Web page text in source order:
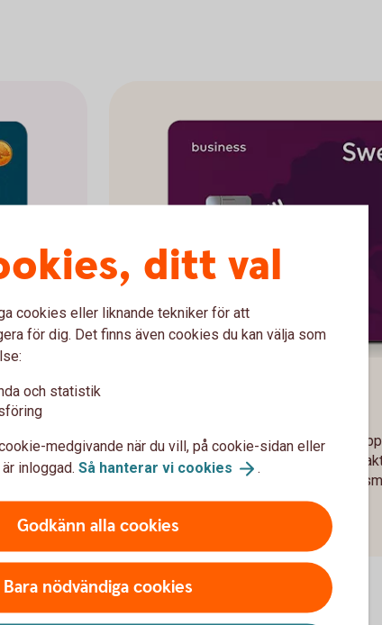
Få kontroll och snabb överblick i
Tydlig översikt på faktura eller e-
Smidig betalning med mobil eller
Betalkort
ditt val
cookies eller liknande tekniker för att
för dig. Det finns även cookies du kan välja som
och statistik
medgivande när du vill, på cookie-sidan eller
inloggad. Så hanterar vi cookies .
Godkänn alla cookies
Bara nödvändiga cookies